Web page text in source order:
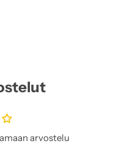
arvostelu